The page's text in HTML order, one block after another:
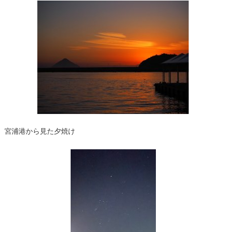
宮浦港から見た夕焼け